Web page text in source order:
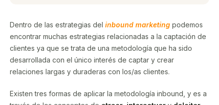
Dentro de las estrategias del inbound marketing podemos
encontrar muchas estrategias relacionadas a la captación de
clientes ya que se trata de una metodología que ha sido
desarrollada con el único interés de captar y crear
relaciones largas y duraderas con los/as clientes.
Existen tres formas de aplicar la metodología inbound, y es a